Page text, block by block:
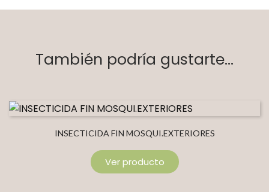
También podría gustarte...
INSECTICIDA FIN MOSQUI.EXTERIORES
Ver producto